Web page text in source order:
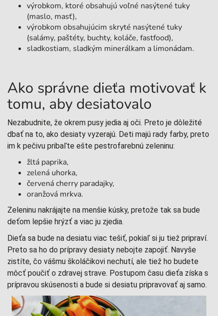
výrobkom, ktoré obsahujú voľné nasýtené tuky
(maslo, masť),
výrobkom obsahujúcim skryté nasýtené tuky
(salámy, paštéty, buchty, koláče, fastfood),
sladkostiam, sladkým minerálkam a limonádam.
Ako správne dieťa motivovať k
tomu, aby desiatovalo
Nezabudnite, že okrem pusy jedia aj oči. Preto je dôležité
dbať na to, ako desiaty vyzerajú. Deti majú rady farby, preto
im k pečivu pribaľte ešte pestrofarebnú zeleninu:
žltá paprika,
zelená uhorka,
červená cherry paradajky,
oranžová mrkva.
Zeleninu nakrájajte na menšie kúsky, pretože tak sa bude
deťom lepšie hrýzť a viac ju zjedia.
Dieťa sa bude na desiatu viac tešiť, pokiaľ si ju tiež pripraví.
Preto sa ho do prípravy desiaty nebojte zapojiť. Navyše
zistíte, čo vášmu školáčikovi nechutí, ale tiež ho budete
môcť poučiť o zdravej strave. Postupom času dieťa získa s
prípravou skúsenosti a bude si desiatu pripravovať aj samo.